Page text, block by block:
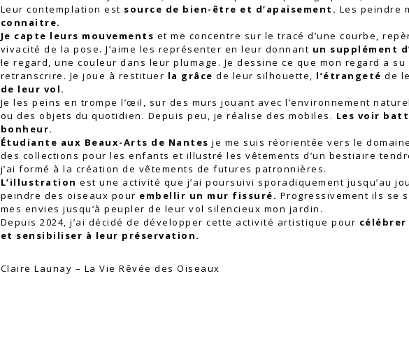
Leur contemplation est source de bien-être et d’apaisement. Les peindre
connaitre.
Je capte leurs mouvements et me concentre sur le tracé d’une courbe,
vivacité de la pose. J’aime les représenter en leur donnant un supplément
le regard, une couleur dans leur plumage. Je dessine ce que mon regard a su
retranscrire. Je joue à restituer la grâce de leur silhouette, l’étrangeté de
de leur vol.
Je les peins en trompe l’œil, sur des murs jouant avec l’environnement
ou des objets du quotidien. Depuis peu, je réalise des mobiles. Les voir
bonheur.
Étudiante aux Beaux-Arts de Nantes je me suis réorientée vers le
des collections pour les enfants et illustré les vêtements d’un bestiaire
j’ai formé à la création de vêtements de futures patronnières.
L’illustration est une activité que j’ai poursuivi sporadiquement jusqu’au
peindre des oiseaux pour embellir un mur fissuré. Progressivement ils se
mes envies jusqu’à peupler de leur vol silencieux mon jardin.
Depuis 2024, j’ai décidé de développer cette activité artistique pour
et sensibiliser à leur préservation.
Claire Launay – La Vie Rêvée des Oiseaux